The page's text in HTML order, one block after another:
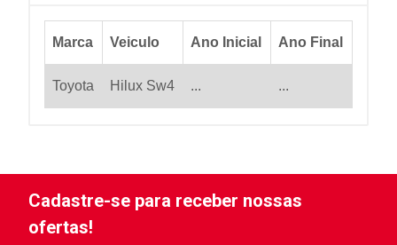
Marca Veiculo Ano Inicial Ano Final
Toyota Hilux Sw4 ... ...
Cadastre-se para receber nossas
ofertas!